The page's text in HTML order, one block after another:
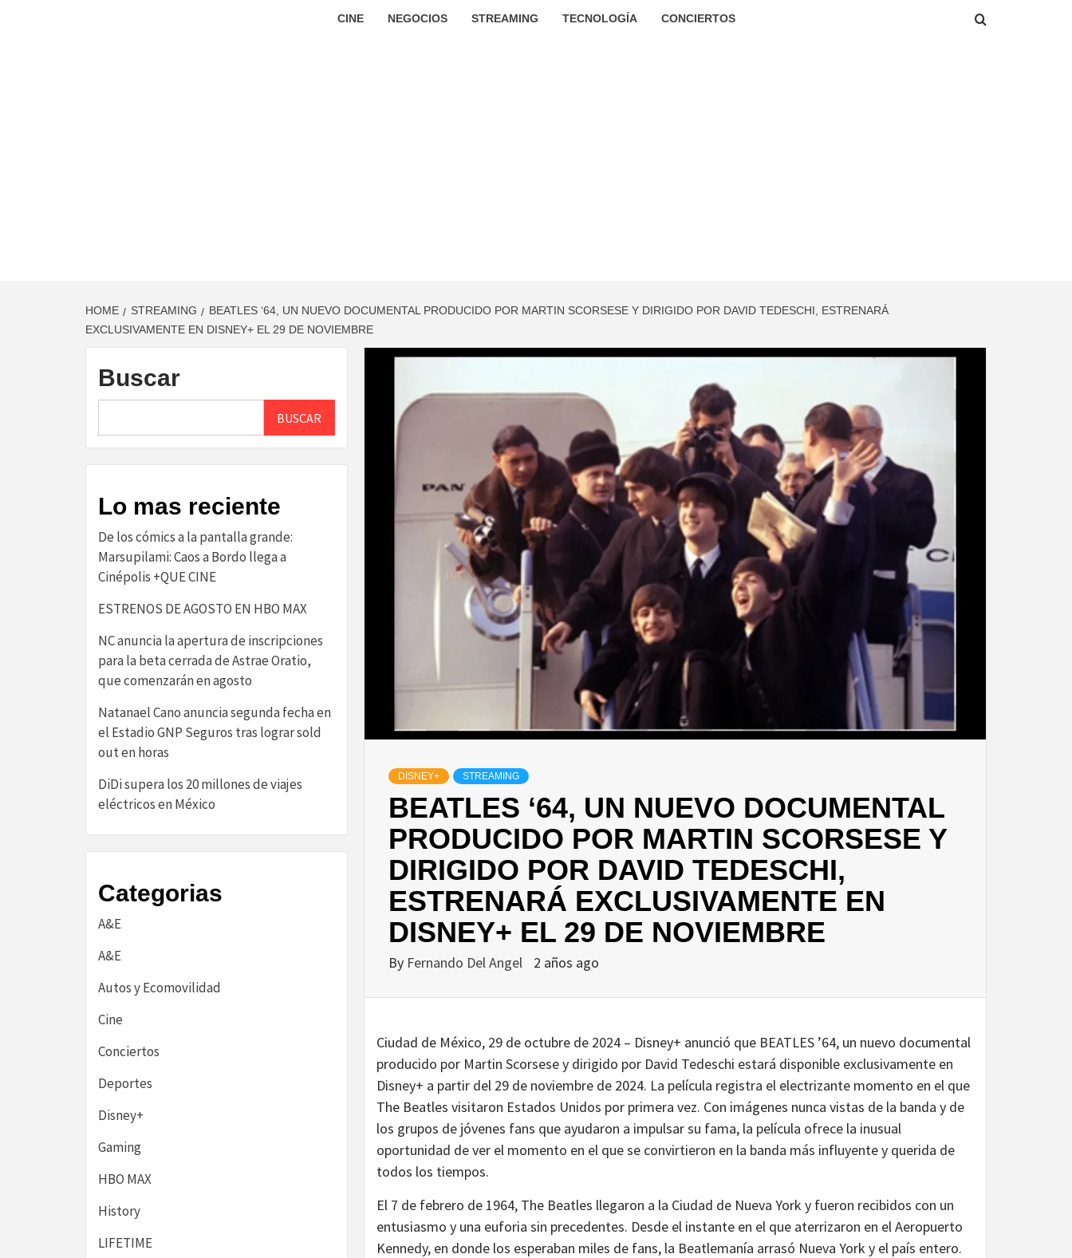
CINE NEGOCIOS STREAMING TECNOLOGÍA CONCIERTOS
HOME STREAMING
BEATLES ‘64, UN NUEVO DOCUMENTAL PRODUCIDO POR MARTIN SCORSESE Y DIRIGIDO POR DAVID TEDESCHI, ESTRENARÁ
EXCLUSIVAMENTE EN DISNEY+ EL 29 DE NOVIEMBRE
DISNEY+ STREAMING
BEATLES ‘64, UN NUEVO DOCUMENTAL
PRODUCIDO POR MARTIN SCORSESE Y
DIRIGIDO POR DAVID TEDESCHI,
ESTRENARÁ EXCLUSIVAMENTE EN
DISNEY+ EL 29 DE NOVIEMBRE
By Fernando Del Angel 2 años ago
Ciudad de México, 29 de octubre de 2024 – Disney+ anunció que BEATLES ’64, un nuevo documental
producido por Martin Scorsese y dirigido por David Tedeschi estará disponible exclusivamente en
Disney+ a partir del 29 de noviembre de 2024. La película registra el electrizante momento en el que
The Beatles visitaron Estados Unidos por primera vez. Con imágenes nunca vistas de la banda y de
los grupos de jóvenes fans que ayudaron a impulsar su fama, la película ofrece la inusual
oportunidad de ver el momento en el que se convirtieron en la banda más influyente y querida de
todos los tiempos.
El 7 de febrero de 1964, The Beatles llegaron a la Ciudad de Nueva York y fueron recibidos con un
entusiasmo y una euforia sin precedentes. Desde el instante en el que aterrizaron en el Aeropuerto
Kennedy, en donde los esperaban miles de fans, la Beatlemanía arrasó Nueva York y el país entero.
Buscar
BUSCAR
Lo mas reciente
De los cómics a la pantalla grande:
Marsupilami: Caos a Bordo llega a
Cinépolis +QUE CINE
ESTRENOS DE AGOSTO EN HBO MAX
NC anuncia la apertura de inscripciones
para la beta cerrada de Astrae Oratio,
que comenzarán en agosto
Natanael Cano anuncia segunda fecha en
el Estadio GNP Seguros tras lograr sold
out en horas
DiDi supera los 20 millones de viajes
eléctricos en México
Categorias
A&E
A&E
Autos y Ecomovilidad
Cine
Conciertos
Deportes
Disney+
Gaming
HBO MAX
History
LIFETIME